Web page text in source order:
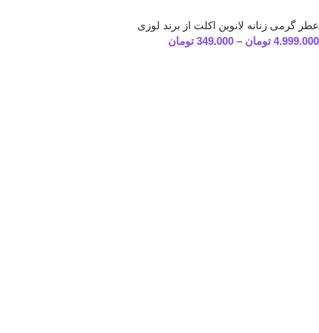
عطر گرمی زنانه لانوین اکلت از برند لوزی
4.999.000 تومان –
349.000 تومان